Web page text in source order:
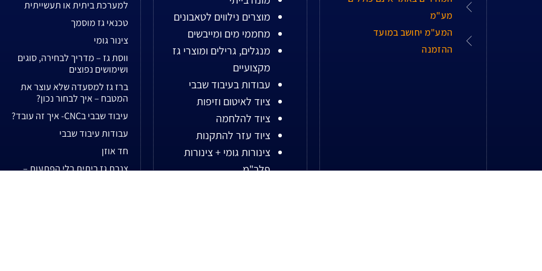
מע"מ
המע"מ יחושב במועד
ההזמנה
מוצרים נילווים לטאבונים
מחממי מים ומייבשים
מנגלים, גרילים ומוצרי גז
מקצועיים
עבודות בעיבוד שבבי
ציוד לאיטום וזיפות
ציוד להלחמה
ציוד עזר להתקנות
צינורות גומי + צינורות
פלב"מ
למערכת ביתית או תעשייתית
טכנאי גז מוסמך
צינור גומי
ווסת גז – מדריך לבחירה, סוגים
ושימושים נפוצים
ברז גז למסעדה שלא עוצר את
המטבח – איך לבחור נכון?
עיבוד שבבי בCNC- איך זה עובד?
עבודות עיבוד שבבי
חד אוזן
צנרת גז ביתית בלי הפתעות –